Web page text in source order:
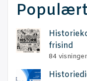
frisind
84 visninger